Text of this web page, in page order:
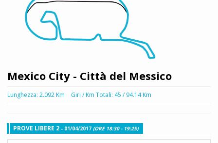
Mexico City - Città del Messico
Lunghezza: 2.092 Km Giri / Km Totali: 45 / 94.14 Km
PROVE LIBERE 2 - 01/04/2017 (ORE 18:30 - 19:25)